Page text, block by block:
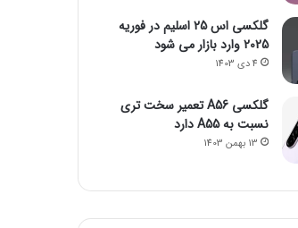
گلکسی اس 25 اسلیم در فوریه
2025 وارد بازار می شود
4 دی 1403
گلکسی A56 تعمیر سخت تری
نسبت به A55 دارد
13 بهمن 1403